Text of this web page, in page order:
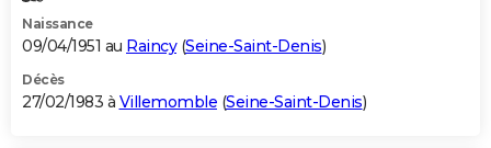
Naissance
09/04/1951 au Raincy(Seine-Saint-Denis)
Décès
27/02/1983 à Villemomble (Seine-Saint-Denis)